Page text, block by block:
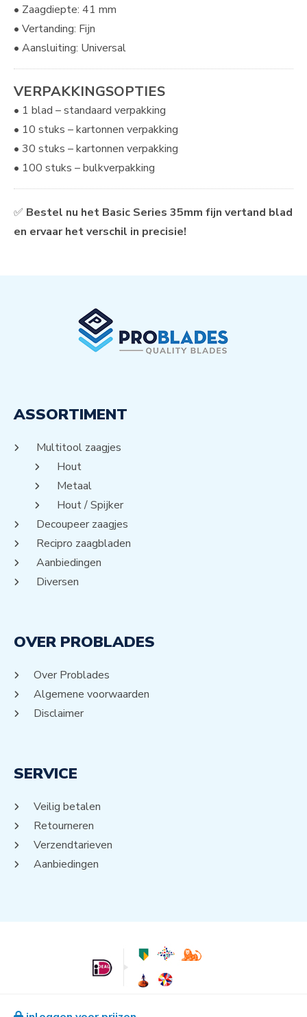
• Zaagdiepte: 41 mm
• Vertanding: Fijn
• Aansluiting: Universal
VERPAKKINGSOPTIES
• 1 blad – standaard verpakking
• 10 stuks – kartonnen verpakking
• 30 stuks – kartonnen verpakking
• 100 stuks – bulkverpakking
✅ Bestel nu het Basic Series 35mm fijn vertand blad
en ervaar het verschil in precisie!
ASSORTIMENT
Multitool zaagjes
Hout
Metaal
Hout / Spijker
Decoupeer zaagjes
Recipro zaagbladen
Aanbiedingen
Diversen
OVER PROBLADES
Over Problades
Algemene voorwaarden
Disclaimer
SERVICE
Veilig betalen
Retourneren
Verzendtarieven
Aanbiedingen